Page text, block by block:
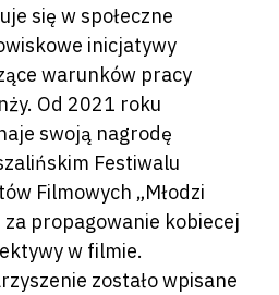
się w społeczne
inicjatywy
warunków pracy
Od 2021 roku
swoją nagrodę
Festiwalu
Filmowych „Młodzi
za propagowanie kobiecej
w filmie.
zostało wpisane